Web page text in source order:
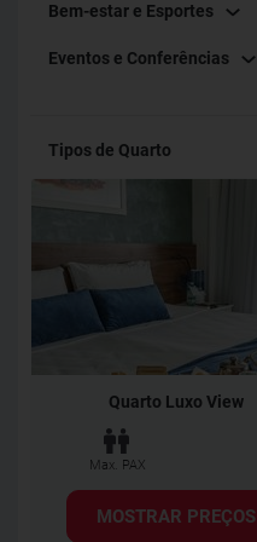
Bem-estar e Esportes
Eventos e Conferências
Tipos de Quarto
Quarto Luxo View
Max. PAX
MOSTRAR PREÇOS